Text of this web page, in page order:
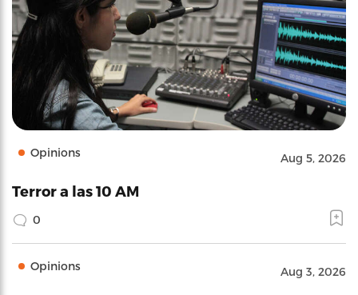
Opinions Aug 5, 2026
Terror a las 10 AM
0
Opinions Aug 3, 2026